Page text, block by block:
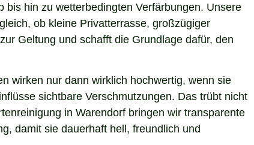
hin zu wetterbedingten Verfärbungen. Unsere
ob kleine Privatterrasse, großzügiger
Geltung und schafft die Grundlage dafür, den
wirken nur dann wirklich hochwertig, wenn sie
sichtbare Verschmutzungen. Das trübt nicht
in Warendorf bringen wir transparente
damit sie dauerhaft hell, freundlich und